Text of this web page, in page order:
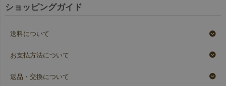
ショッピングガイド
送料について
お支払方法について
返品・交換について